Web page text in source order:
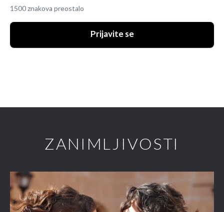
1500 znakova preostalo
Prijavite se
ZANIMLJIVOSTI